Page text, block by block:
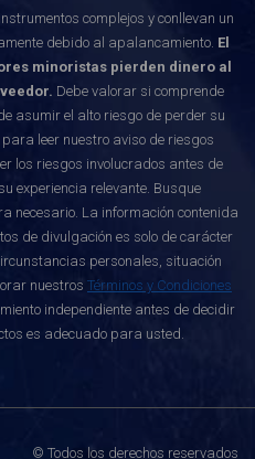
complejos y conllevan un
debido al apalancamiento. El
minoristas pierden dinero al
Debe valorar si comprende
asumir el alto riesgo de perder su
leer nuestro aviso de riesgos
los riesgos involucrados antes de
experiencia relevante. Busque
necesario. La información contenida
de divulgación es solo de carácter
personales, situación
nuestros Términos y Condiciones
independiente antes de decidir
es adecuado para usted.
© Todos los derechos reservados